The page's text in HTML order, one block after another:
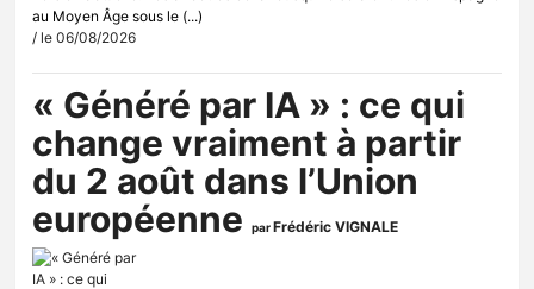
au Moyen Âge sous le (...)
/ le 06/08/2026
« Généré par IA » : ce qui
change vraiment à partir
du 2 août dans l’Union
européenne
parFrédéric VIGNALE